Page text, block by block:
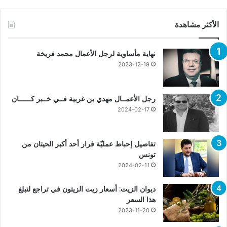
الأكثر مشاهدة
نهاية مأساوية لرجل الأعمال محمد فريخة
2023-12-19
رجل الأعمــال مهدي بن غربية فــي خــبر كــــــان
2024-02-17
تفاصيل إحباط عمليّة فرار أحد أكبر الحيتان من
تونس
2024-02-11
ديوان الزيت: أسعار زيت الزيتون في تراجع لتبلغ
هذا السعر
2023-11-20